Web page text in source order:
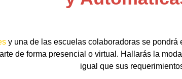
y una de las escuelas colaboradoras se
de forma presencial o virtual. Hallarás la
igual que sus